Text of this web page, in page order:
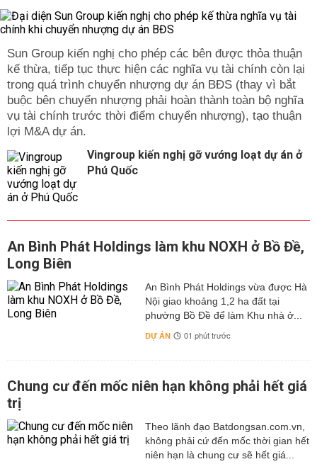
Sun Group kiến nghị cho phép các bên được thỏa thuận
kế thừa, tiếp tục thực hiện các nghĩa vụ tài chính còn lại
trong quá trình chuyển nhượng dự án BĐS (thay vì bắt
buộc bên chuyển nhượng phải hoàn thành toàn bộ nghĩa
vụ tài chính trước thời điểm chuyển nhượng), tạo thuận
lợi M&A dự án.
Vingroup kiến nghị gỡ vướng loạt dự án ở
Phú Quốc
An Bình Phát Holdings làm khu NOXH ở Bồ Đề,
Long Biên
An Bình Phát Holdings vừa được Hà
Nội giao khoảng 1,2 ha đất tại
phường Bồ Đề để làm Khu nhà ở...
DỰ ÁN 01 phút trước
Chung cư đến mốc niên hạn không phải hết giá
trị
Theo lãnh đạo Batdongsan.com.vn,
không phải cứ đến mốc thời gian hết
niên hạn là chung cư sẽ hết giá...